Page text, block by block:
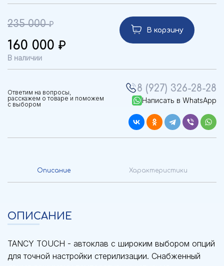
235 000
160 000
В наличии
В корзину
Ответим на вопросы,
расскажем о товаре и поможем
с выбором
8 (927) 326-28-28
Написать в WhatsApp
Описание Характеристики
ОПИСАНИЕ
TANCY TOUCH - автоклав с широким выбором опций
для точной настройки стерилизации. Снабженный